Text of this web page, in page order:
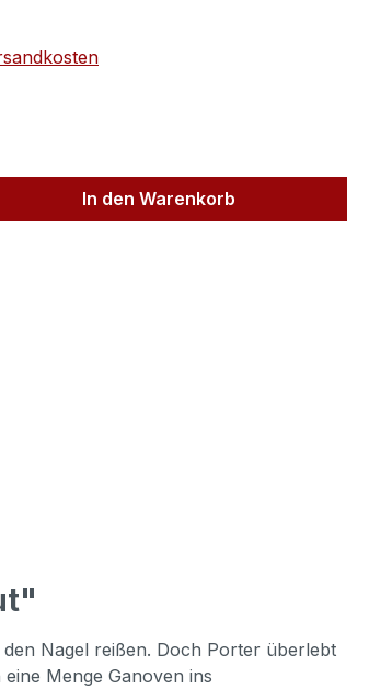
den gewünschten Wert
In den Warenkorb
Nagel reißen. Doch Porter überlebt
Menge Ganoven ins